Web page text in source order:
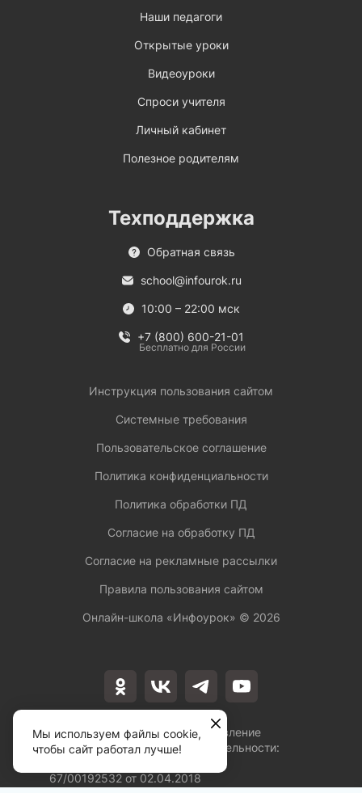
Лицензия на осуществление
образовательной деятельности:
67/00192532 от 02.04.2018
Наши педагоги
Открытые уроки
Видеоуроки
Спроси учителя
Личный кабинет
Полезное родителям
Техподдержка
Обратная связь
school@infourok.ru
10:00 – 22:00 мск
+7 (800) 600-21-01
Бесплатно для России
Инструкция пользования сайтом
Системные требования
Пользовательское соглашение
Политика конфиденциальности
Политика обработки ПД
Согласие на обработку ПД
Согласие на рекламные рассылки
Правила пользования сайтом
Онлайн-школа «Инфоурок» © 2026
Мы используем файлы cookie,
чтобы сайт работал лучше!